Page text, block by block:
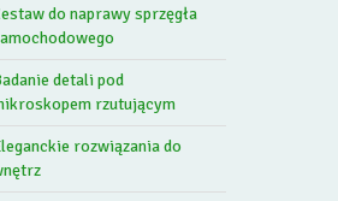
do naprawy sprzęgła
detali pod
rzutującym
rozwiązania do